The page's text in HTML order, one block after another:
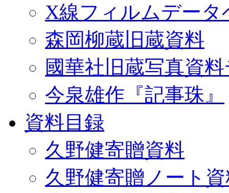
X線フィルムデータ
森岡柳蔵旧蔵資料
國華社旧蔵写真資
今泉雄作『記事珠』
資料目録
久野健寄贈資料
久野健寄贈ノート